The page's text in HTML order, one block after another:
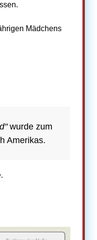
Mädchens
wurde zum
Amerikas.